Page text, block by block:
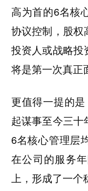
高为首的6名核
协议控制，股权
投资人或战略投
将是第一次真正
更值得一提的
起谋事至今三十
6名核心管理层
在公司的服务
上，形成了一个